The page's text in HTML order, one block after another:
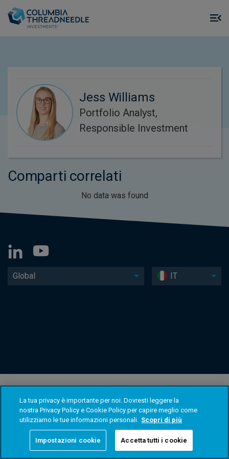
Jess Williams
Portfolio Analyst,
Responsible Investment
Comparti correlati
No data was found
Global IT
La tua privacy è importante per noi. Dovresti leggere la
nostra Privacy Policy e Cookie Policy per capire meglio come
utilizziamo le tue informazioni personali. Scopri di più
Impostazioni cookie Accetta tutti i cookie